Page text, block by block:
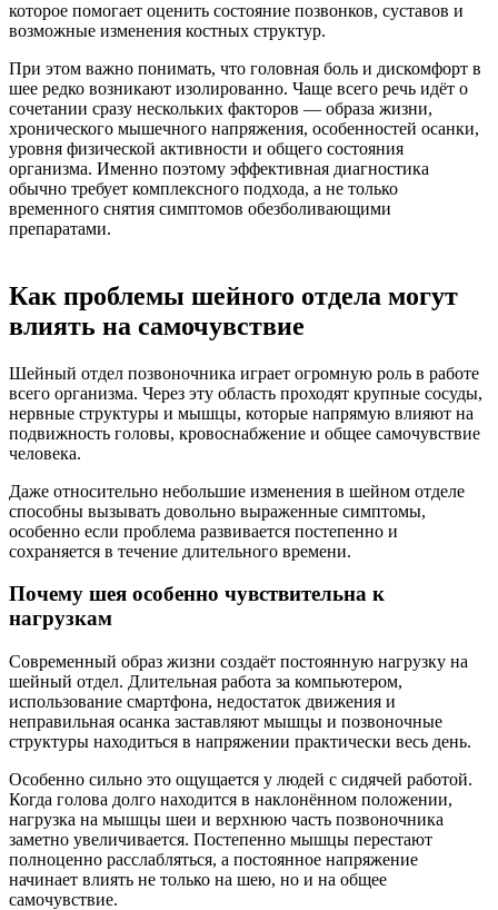
которое помогает оценить состояние позвонков, суставов и
возможные изменения костных структур.
При этом важно понимать, что головная боль и дискомфорт в
шее редко возникают изолированно. Чаще всего речь идёт о
сочетании сразу нескольких факторов — образа жизни,
хронического мышечного напряжения, особенностей осанки,
уровня физической активности и общего состояния
организма. Именно поэтому эффективная диагностика
обычно требует комплексного подхода, а не только
временного снятия симптомов обезболивающими
препаратами.
Как проблемы шейного отдела могут
влиять на самочувствие
Шейный отдел позвоночника играет огромную роль в работе
всего организма. Через эту область проходят крупные сосуды,
нервные структуры и мышцы, которые напрямую влияют на
подвижность головы, кровоснабжение и общее самочувствие
человека.
Даже относительно небольшие изменения в шейном отделе
способны вызывать довольно выраженные симптомы,
особенно если проблема развивается постепенно и
сохраняется в течение длительного времени.
Почему шея особенно чувствительна к
нагрузкам
Современный образ жизни создаёт постоянную нагрузку на
шейный отдел. Длительная работа за компьютером,
использование смартфона, недостаток движения и
неправильная осанка заставляют мышцы и позвоночные
структуры находиться в напряжении практически весь день.
Особенно сильно это ощущается у людей с сидячей работой.
Когда голова долго находится в наклонённом положении,
нагрузка на мышцы шеи и верхнюю часть позвоночника
заметно увеличивается. Постепенно мышцы перестают
полноценно расслабляться, а постоянное напряжение
начинает влиять не только на шею, но и на общее
самочувствие.